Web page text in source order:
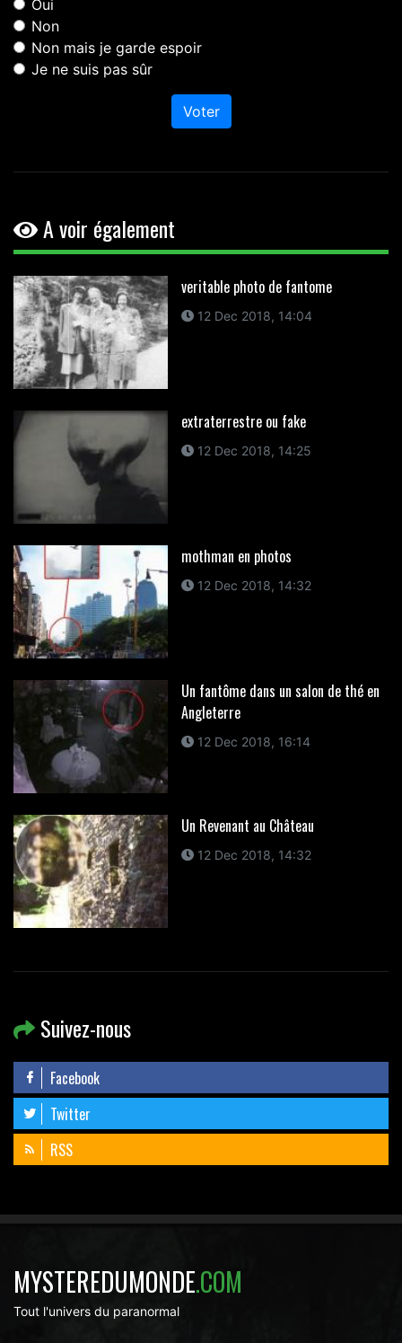
Oui
Non
Non mais je garde espoir
Je ne suis pas sûr
Voter
A voir également
veritable photo de fantome
12 Dec 2018, 14:04
extraterrestre ou fake
12 Dec 2018, 14:25
mothman en photos
12 Dec 2018, 14:32
Un fantôme dans un salon de thé en
Angleterre
12 Dec 2018, 16:14
Un Revenant au Château
12 Dec 2018, 14:32
Suivez-nous
Facebook
Twitter
RSS
MYSTEREDUMONDE.COM
Tout l'univers du paranormal